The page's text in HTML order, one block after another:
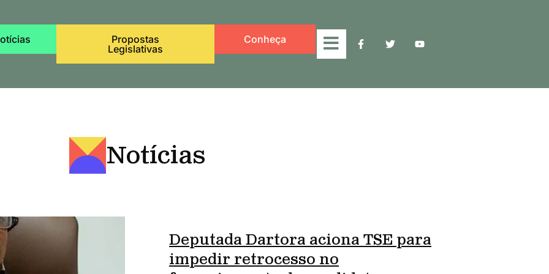
Propostas
Legislativas
Conheça
Notícias
Deputada Dartora aciona TSE para
impedir retrocesso no